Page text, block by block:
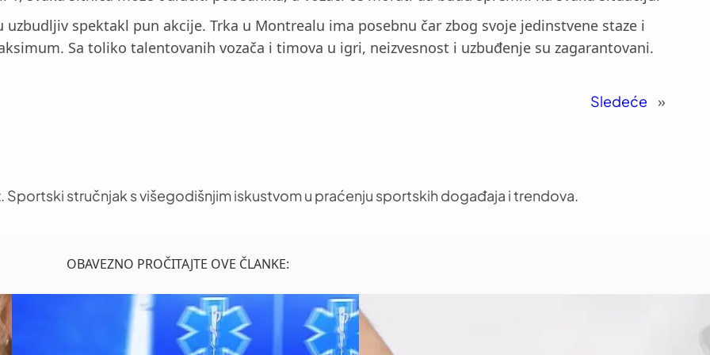
spektakl pun akcije. Trka u Montrealu ima posebnu čar zbog svoje jedinstvene staze i
Sa toliko talentovanih vozača i timova u igri, neizvesnost i uzbuđenje su zagarantovani.
Sledeće »
Sportski stručnjak s višegodišnjim iskustvom u praćenju sportskih događaja i trendova.
OBAVEZNO PROČITAJTE OVE ČLANKE: